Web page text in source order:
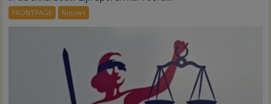
FRONTPAGE Nieuws